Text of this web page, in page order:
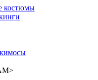
костюмы
>